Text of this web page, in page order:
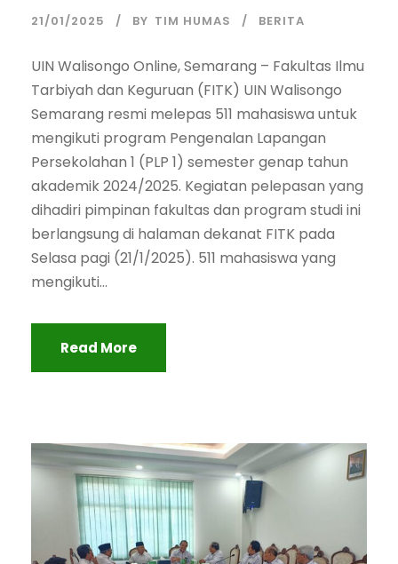
21/01/2025 BY TIM HUMAS BERITA
UIN Walisongo Online, Semarang – Fakultas Ilmu
Tarbiyah dan Keguruan (FITK) UIN Walisongo
Semarang resmi melepas 511 mahasiswa untuk
mengikuti program Pengenalan Lapangan
Persekolahan 1 (PLP 1) semester genap tahun
akademik 2024/2025. Kegiatan pelepasan yang
dihadiri pimpinan fakultas dan program studi ini
berlangsung di halaman dekanat FITK pada
Selasa pagi (21/1/2025). 511 mahasiswa yang
mengikuti...
Read More